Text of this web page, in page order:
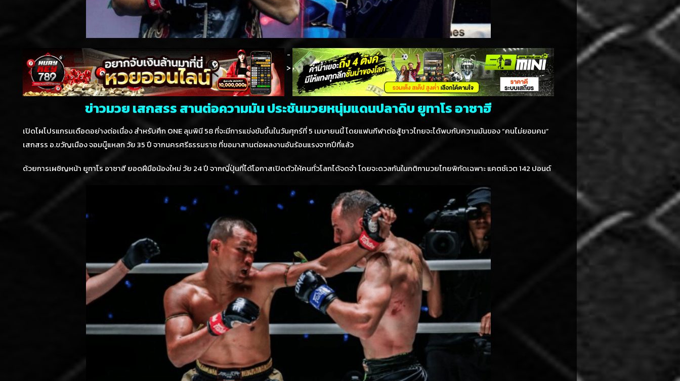
-
>
ข่าวมวย เสกสรร สานต่อความมัน ประชันมวยหนุ่มแดนปลาดิบ ยูทาโร อาซาฮี
เปิดโผโปรแกรมเดือดอย่างต่อเนื่อง สำหรับศึก ONE ลุมพินี 58 ที่จะมีการแข่งขันขึ้นในวันศุกร์ที่ 5 เมษายนนี้ โดยแฟนกีฬาต่อสู้ชาวไทยจะได้พบกับความมันของ “คนไม่ยอมคน”
เสกสรร อ.ขวัญเมือง จอมบู๊แหลก วัย 35 ปี จากนครศรีธรรมราช ที่ขอมาสานต่อผลงานอันร้อนแรงจากปีที่แล้ว
ด้วยการเผชิญหน้า ยูทาโร อาซาฮี ยอดฝีมือน้องใหม่ วัย 24 ปี จากญี่ปุ่นที่ได้โอกาสเปิดตัวให้คนทั่วโลกได้จดจำ โดยจะดวลกันในกติกามวยไทยพิกัดเฉพาะ แคตช์เวต 142 ปอนด์